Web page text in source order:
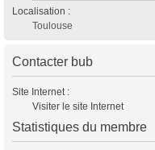
Localisation :
Toulouse
Contacter bub
Site Internet :
Visiter le site Internet
Statistiques du membre